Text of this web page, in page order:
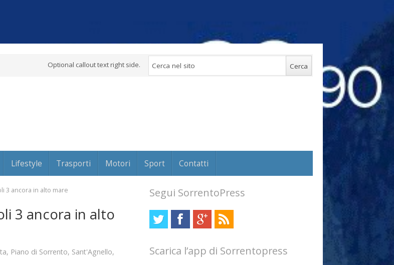
Optional callout text right side.
Lifestyle Trasporti Motori Sport Contatti
3 ancora in alto mare
3 ancora in alto
, Piano di Sorrento, Sant'Agnello,
Segui SorrentoPress
Scarica l’app di Sorrentopress